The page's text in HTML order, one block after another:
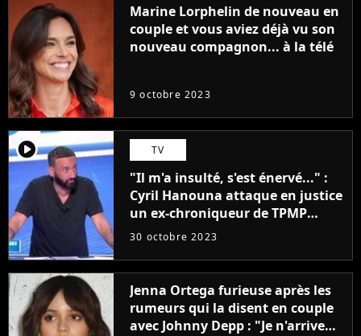
Marine Lorphelin de nouveau en
couple et vous aviez déjà vu son
nouveau compagnon... à la télé
9 octobre 2023
player2 TV
"Il m'a insulté, s'est énervé..." :
Cyril Hanouna attaque en justice
un ex-chroniqueur de TPMP
après de graves accusations
30 octobre 2023
Jenna Ortega furieuse après les
rumeurs qui la disent en couple
avec Johnny Depp : "Je n'arrive